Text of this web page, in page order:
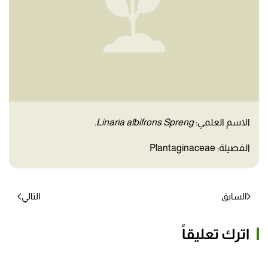
الاسم العلمي:Linaria albifrons Spreng.
الفصيلة: Plantaginaceae
السابق التالي
اترك تعليقاً